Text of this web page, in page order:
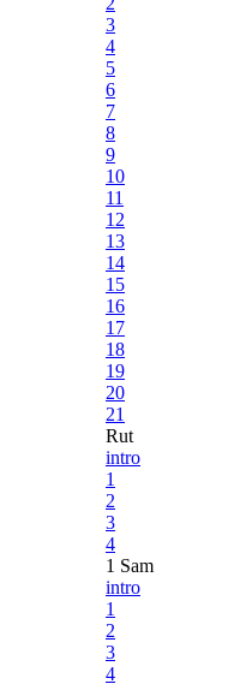
3
4
5
6
7
8
9
10
11
12
13
14
15
16
17
18
19
20
21
Rut
intro
1
2
3
4
1 Sam
intro
1
2
3
4